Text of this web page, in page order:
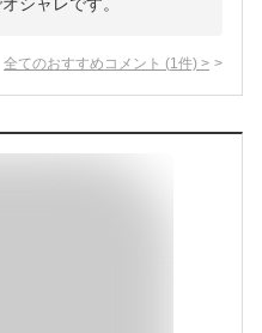
シャレです。
全てのおすすめコメント (1 件) >